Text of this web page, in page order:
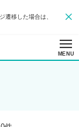
遷移した場合は、
MENU